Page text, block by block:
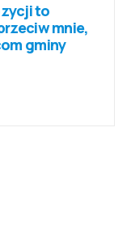
to
mnie,
gminy